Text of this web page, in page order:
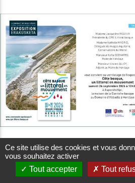
26 Sept. 2026 | 10:30 26 Déce.
Ce site utilise des cookies et vous
vous souhaitez activer
Tout accepter
Tout